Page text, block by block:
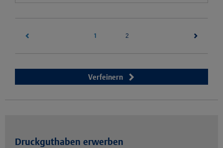
1 2(current)
Verfeinern
Druckguthaben erwerben